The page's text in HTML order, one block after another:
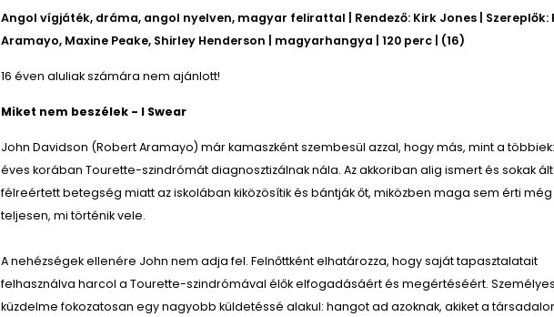
Angol vígjáték, dráma, angol nyelven, magyar felirattal | Rendező: Kirk Jones | Szereplők:
Aramayo, Maxine Peake, Shirley Henderson | magyarhangya | 120 perc | (16)
16 éven aluliak számára nem ajánlott!
Miket nem beszélek - I Swear
John Davidson (Robert Aramayo) már kamaszként szembesül azzal, hogy más, mint a többiek:
éves korában Tourette-szindrómát diagnosztizálnak nála. Az akkoriban alig ismert és sokak
félreértett betegség miatt az iskolában kiközösítik és bántják őt, miközben maga sem érti még
teljesen, mi történik vele.
A nehézségek ellenére John nem adja fel. Felnőttként elhatározza, hogy saját tapasztalatait
felhasználva harcol a Tourette-szindrómával élők elfogadásáért és megértéséért. Személyes
küzdelme fokozatosan egy nagyobb küldetéssé alakul: hangot ad azoknak, akiket a